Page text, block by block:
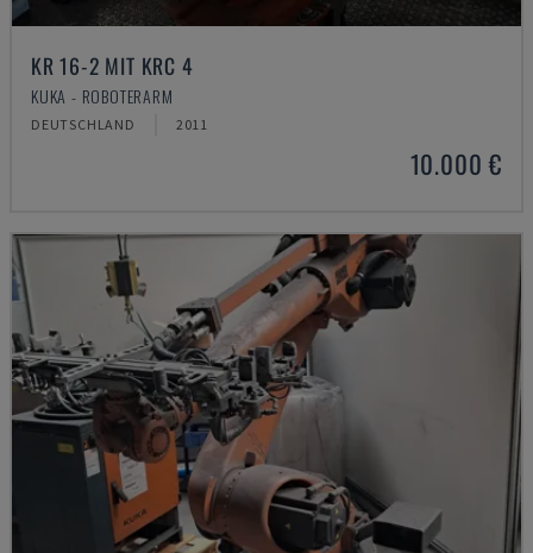
KR 16-2 MIT KRC 4
KUKA - ROBOTERARM
DEUTSCHLAND 2011
10.000 €